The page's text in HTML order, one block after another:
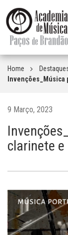
Home
9 Março, 2023
clarinete